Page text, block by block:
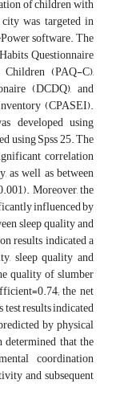
of children with
was targeted in
software. The
Questionnaire
(PAQ-C),
(DCDQ), and
(CPASEI).
developed using
using Spss 25. The
correlation
as well as between
Moreover, the
influenced by
sleep quality and
results indicated a
sleep quality and
quality of slumber
the net
results indicated
by physical
that the
coordination
and subsequent